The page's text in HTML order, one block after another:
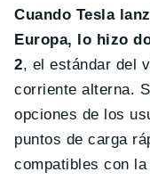
Cuando Tesla
Europa, lo hizo
2, el estándar del
corriente alterna.
opciones de los
puntos de carga
compatibles con